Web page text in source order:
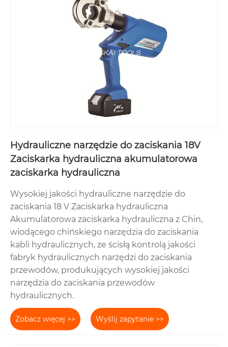
Hydrauliczne narzędzie do zaciskania 18V
Zaciskarka hydrauliczna akumulatorowa
zaciskarka hydrauliczna
Wysokiej jakości hydrauliczne narzędzie do
zaciskania 18 V Zaciskarka hydrauliczna
Akumulatorowa zaciskarka hydrauliczna z Chin,
wiodącego chińskiego narzędzia do zaciskania
kabli hydraulicznych, ze ścisłą kontrolą jakości
fabryk hydraulicznych narzędzi do zaciskania
przewodów, produkujących wysokiej jakości
narzędzia do zaciskania przewodów
hydraulicznych.
Zobacz więcej >> Wyślij zapytanie >>